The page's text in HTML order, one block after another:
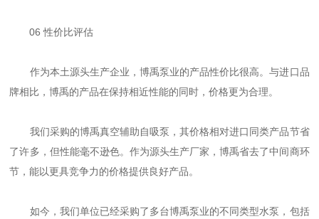
06 性价比评估
作为本土源头生产企业，博禹泵业的产品性价比很高。与进口品
牌相比，博禹的产品在保持相近性能的同时，价格更为合理。
我们采购的博禹真空辅助自吸泵，其价格相对进口同类产品节省
了许多，但性能毫不逊色。作为源头生产厂家，博禹省去了中间商环
节，能以更具竞争力的价格提供良好产品。
如今，我们单位已经采购了多台博禹泵业的不同类型水泵，包括